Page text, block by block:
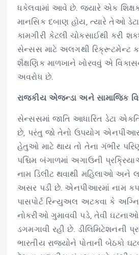
ધકેલવામાં આવે છે. જ્યારે એક
માનસિક દબાણ હોય, ત્યારે તેઓ
કામગીરી કેટલી ચોકસાઈથી કરી
સેન્સસ માટે અલગથી રિક્રૂટમેન્ટ
શૈક્ષણિક માળખાને ખોરવવું એ
અવરોધ છે.
રાજકીય એજન્ડા અને સામાજિક
સેન્સસમાં જાતિ આધારિત ડેટા
છે, પરંતુ જો તેનો ઉપયોગ
હેતુઓ માટે થાય તો તેના ગંભીર
પશ્ચિમ બંગાળમાં અગાઉની
નામ ડિલીટ થવાથી મહિલાઓ અને
અસર પડી છે. એનપીઆરમાં નામ
પાસપોર્ટ રિન્યુઅલ અટકવા કે
નોકરીઓ ગુમાવવી પડે, તેવી ઘટનાઓ
ડગમગાવી રહી છે. ડીલિમિટેશનની
ભારતીય રાજ્યોને પોતાની બેઠકો